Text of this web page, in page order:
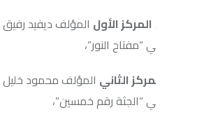
الأول المؤلف ديفيد رفيق بشرى عن
النور”،
المؤلف محمود خليل حسين عن
رقم خمسين”،